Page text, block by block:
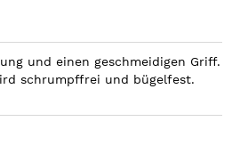
und einen geschmeidigen Griff.
schrumpffrei und bügelfest.